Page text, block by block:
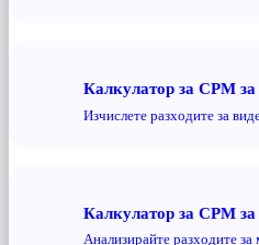
Калкулатор за CPM
Изчислете разходите за
Калкулатор за CPM
Анализирайте разходите